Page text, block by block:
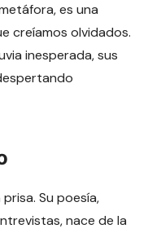
es una
creíamos olvidados.
inesperada, sus
Su poesía,
nace de la